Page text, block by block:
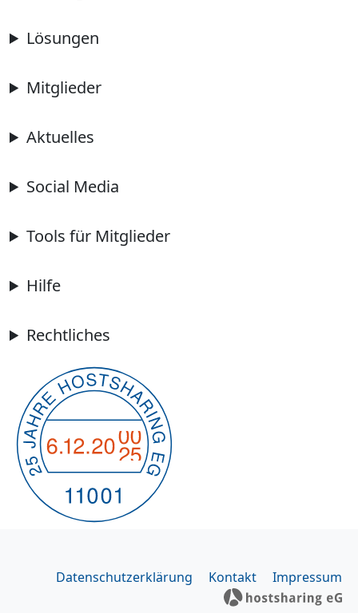
Lösungen
Mitglieder
Aktuelles
Social Media
Tools für Mitglieder
Hilfe
Rechtliches
Datenschutzerklärung Kontakt Impressum